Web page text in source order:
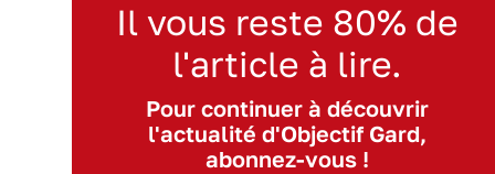
Il vous reste 80% de
l'article à lire.
Pour continuer à découvrir
l'actualité d'Objectif Gard,
abonnez-vous !